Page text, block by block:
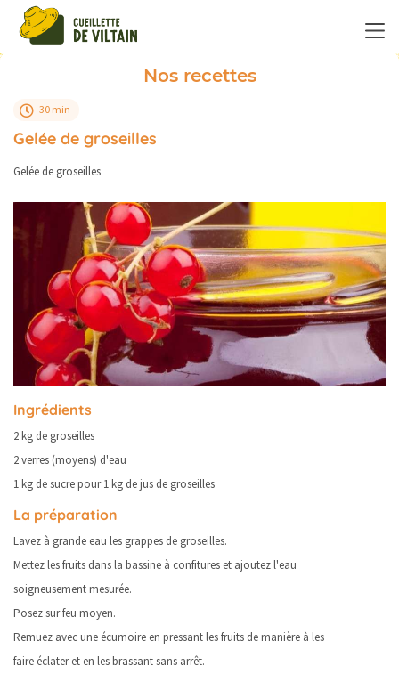
Nos recettes
30 min
Gelée de groseilles
Gelée de groseilles
Ingrédients
2 kg de groseilles
2 verres (moyens) d'eau
1 kg de sucre pour 1 kg de jus de groseilles
La préparation
Lavez à grande eau les grappes de groseilles.
Mettez les fruits dans la bassine à confitures et ajoutez l'eau
soigneusement mesurée.
Posez sur feu moyen.
Remuez avec une écumoire en pressant les fruits de manière à les
faire éclater et en les brassant sans arrêt.
Panneau de gestion des cookies